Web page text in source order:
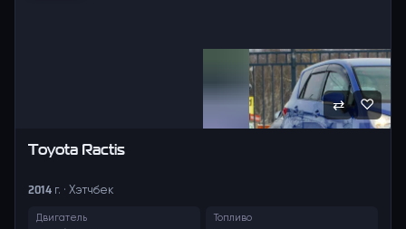
⇄ ♡
Toyota Ractis
2014 г. · Хэтчбек
Двигатель Топливо